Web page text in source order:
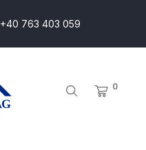
+40 763 403 059
0